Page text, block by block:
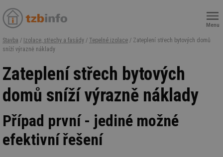
Menu
Stavba / Izolace, střechy a fasády / Tepelné izolace / Zateplení střech bytových domů
sníží výrazně náklady
Zateplení střech bytových
domů sníží výrazně náklady
Případ první - jediné možné
efektivní řešení